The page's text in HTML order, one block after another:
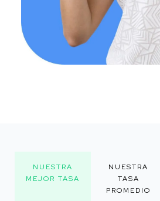
NUESTRA
MEJOR TASA
NUESTRA
TASA
PROMEDIO